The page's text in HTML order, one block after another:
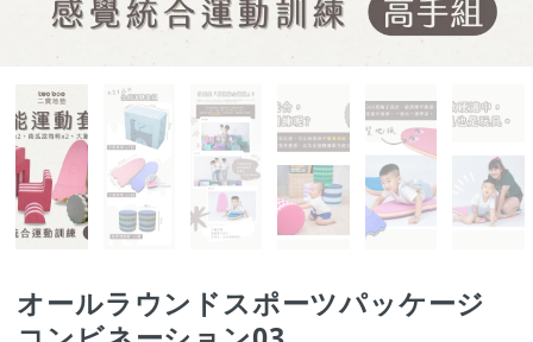
オールラウンドスポーツパッケージ